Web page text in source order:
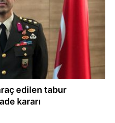
edilen tabur
kararı